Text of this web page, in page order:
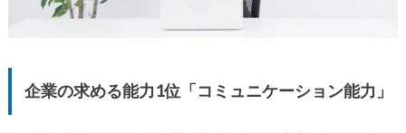
企業の求める能力1位「コミュニケーション能力」